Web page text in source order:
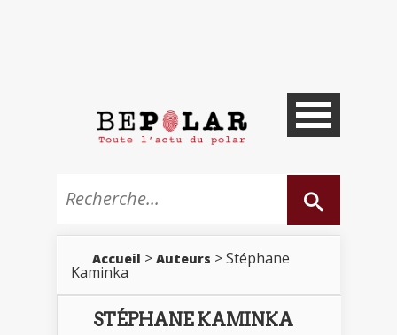
Accueil > Auteurs > Stéphane
Kaminka
STÉPHANE KAMINKA